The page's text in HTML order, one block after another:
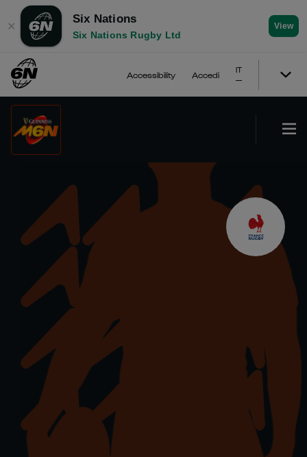
✕
Six Nations
Six Nations Rugby Ltd
View
Accessibility Accedi
IT